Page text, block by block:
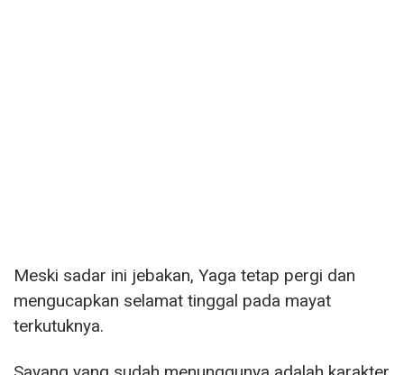
Meski sadar ini jebakan, Yaga tetap pergi dan
mengucapkan selamat tinggal pada mayat
terkutuknya.